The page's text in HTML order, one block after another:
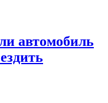
автомобиль